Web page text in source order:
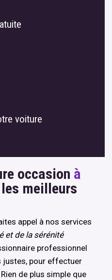
voiture
occasion à
meilleurs
appel à nos services
et de la sérénité
professionnel
justes, pour effectuer
de plus simple que